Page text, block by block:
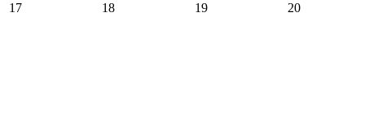
17 18 19 20